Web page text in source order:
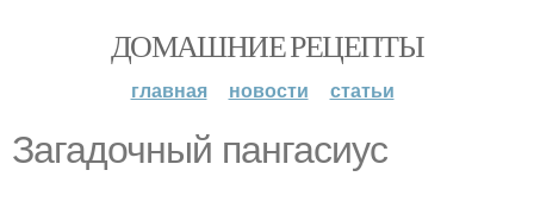
ДОМАШНИЕ РЕЦЕПТЫ
главная новости статьи
Загадочный пангасиус